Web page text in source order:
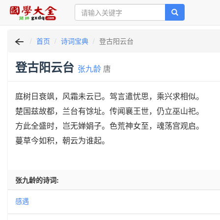
首页 诗词宝典 登古阳云台
登古阳云台 张九龄 唐
庭树日衰飒，风霜未云已。驾言遣忧思，乘兴求相似。
楚国兹故都，兰台有馀址。传闻襄王世，仍立巫山祀。
方此全盛时，岂无婵娟子。色荒神女至，魂荡宫观启。
蔓草今如积，朝云为谁起。
张九龄的诗词:
感遇